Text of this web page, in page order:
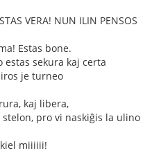
VERA! NUN ILIN PENSOS
Estas bone.
sekura kaj certa
je turneo
kaj libera,
pro vi naskiĝis la ulino
miiiiii!